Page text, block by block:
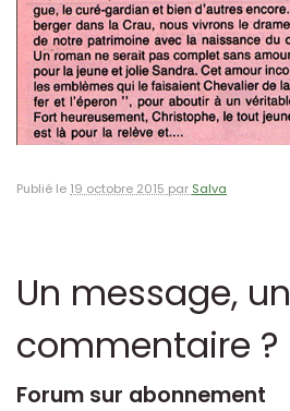
Publié le 19 octobre 2015 par Salva
Un message, un
commentaire ?
Forum sur abonnement